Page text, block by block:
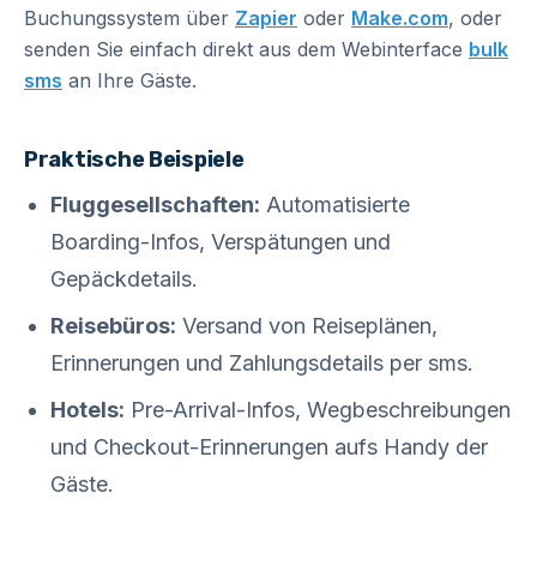
Buchungssystem über Zapier oder Make.com, oder
senden Sie einfach direkt aus dem Webinterface bulk
sms an Ihre Gäste.
Praktische Beispiele
Fluggesellschaften: Automatisierte
Boarding-Infos, Verspätungen und
Gepäckdetails.
Reisebüros: Versand von Reiseplänen,
Erinnerungen und Zahlungsdetails per sms.
Hotels: Pre-Arrival-Infos, Wegbeschreibungen
und Checkout-Erinnerungen aufs Handy der
Gäste.